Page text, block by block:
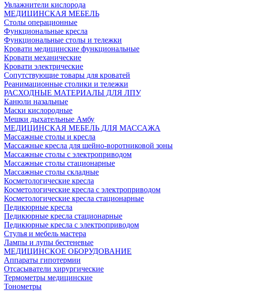
Увлажнители кислорода
МЕДИЦИНСКАЯ МЕБЕЛЬ
Столы операционные
Функциональные кресла
Функциональные столы и тележки
Кровати медицинские функциональные
Кровати механические
Кровати электрические
Сопутствующие товары для кроватей
Реанимационные столики и тележки
РАСХОДНЫЕ МАТЕРИАЛЫ ДЛЯ ЛПУ
Канюли назальные
Маски кислородные
Мешки дыхательные Амбу
МЕДИЦИНСКАЯ МЕБЕЛЬ ДЛЯ МАССАЖА
Массажные столы и кресла
Массажные кресла для шейно-воротниковой зоны
Массажные столы с электроприводом
Массажные столы стационарные
Массажные столы складные
Косметологические кресла
Косметологические кресла с электроприводом
Косметологические кресла стационарные
Педикюрные кресла
Педикюрные кресла стационарные
Педикюрные кресла с электроприводом
Стулья и мебель мастера
Лампы и лупы бестеневые
МЕДИЦИНСКОЕ ОБОРУДОВАНИЕ
Аппараты гипотермии
Отсасыватели хирургические
Термометры медицинские
Тонометры